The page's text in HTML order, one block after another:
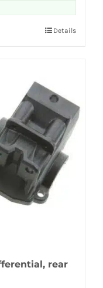
Details
rear